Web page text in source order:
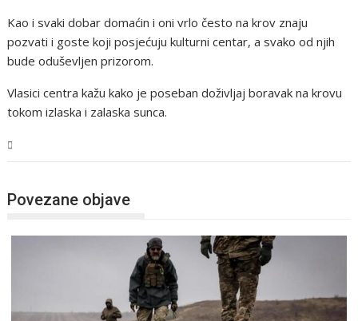
Kao i svaki dobar domaćin i oni vrlo često na krov znaju
pozvati i goste koji posjećuju kulturni centar, a svako od njih
bude oduševljen prizorom.
Vlasici centra kažu kako je poseban doživljaj boravak na krovu
tokom izlaska i zalaska sunca.
Povezane objave